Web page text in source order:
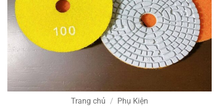
Trang chủ / Phụ Kiện